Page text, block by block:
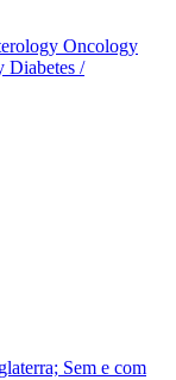
Oncology
Diabetes /
Sem e com